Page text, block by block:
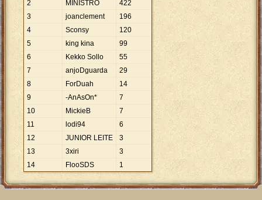
2
MINISTRO
422
3
joanclement
196
4
Sconsy
120
5
king kina
99
6
Kekko Sollo
55
7
anjoDguarda
29
8
ForDuah
14
9
-AnAsOn*
7
10
MickieB
7
11
lodi94
6
12
JUNIOR LEITE
3
13
3xiri
3
14
FlooSDS 1